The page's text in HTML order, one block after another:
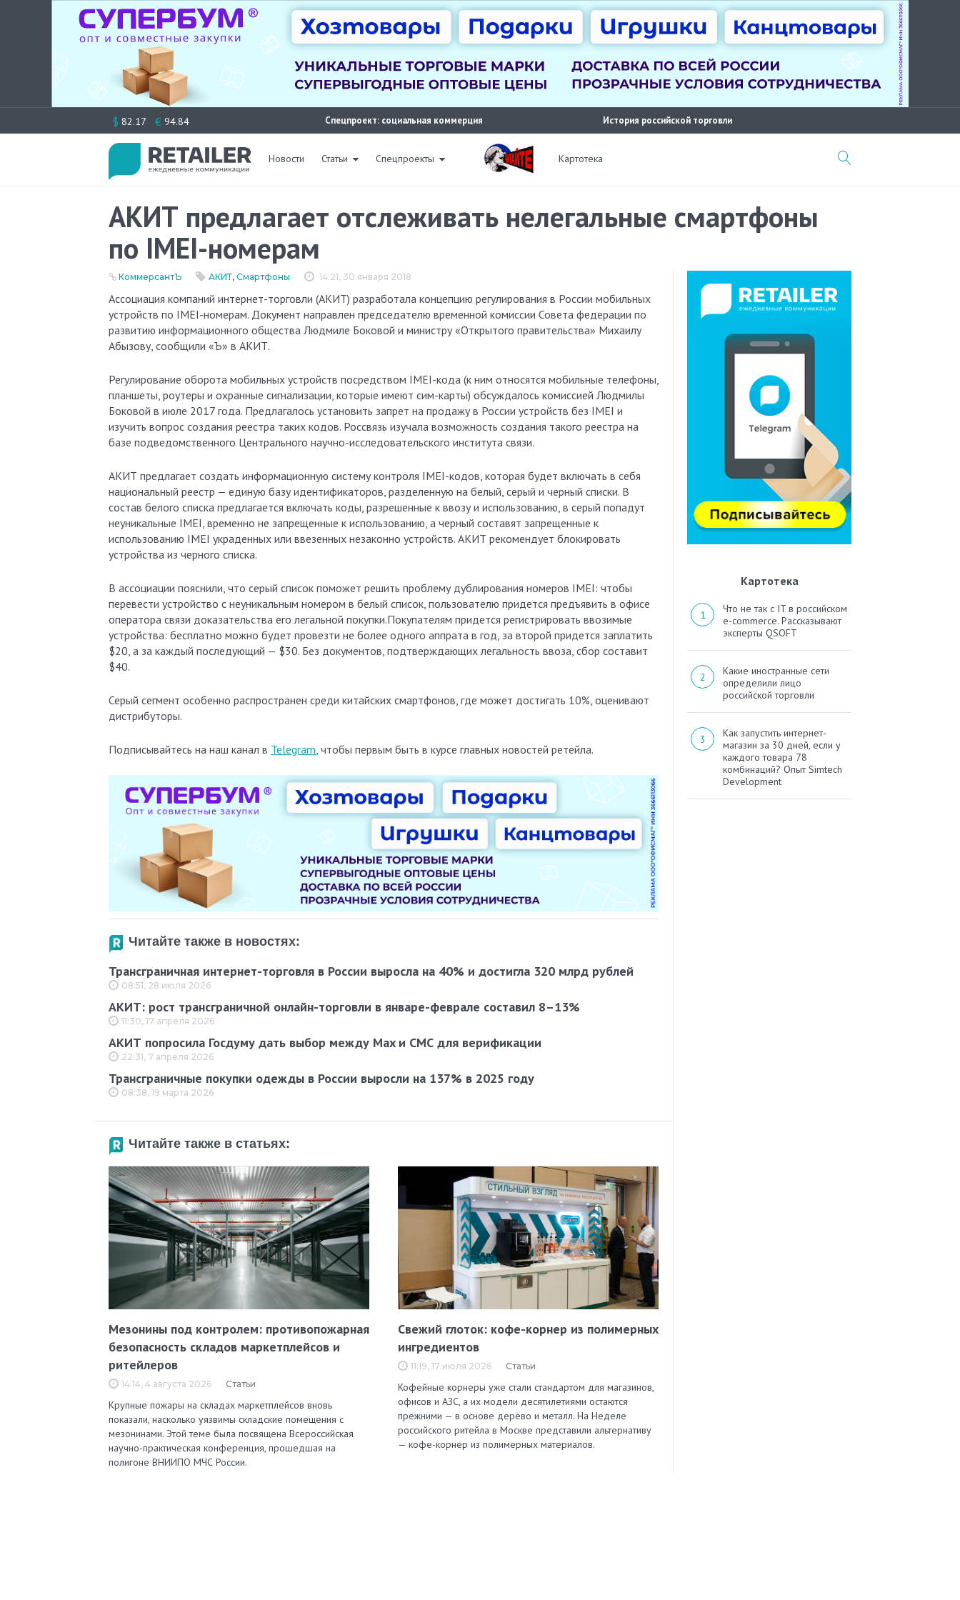
к
$ 82.17 € 94.84 Спецпроект: социальная коммерция История российской торговли
Новости Статьи Спецпроекты Картотека
АКИТ предлагает отслеживать нелегальные смартфоны
по IMEI-номерам
14:21, 30 января 2018
КоммерсантЪ АКИТ, Смартфоны
Ассоциация компаний интернет-торговли (АКИТ) разработала концепцию регулирования в России мобильных
устройств по IMEI-номерам. Документ направлен председателю временной комиссии Совета федерации по
развитию информационного общества Людмиле Боковой и министру «Открытого правительства» Михаилу
Абызову, сообщили «Ъ» в АКИТ.
Регулирование оборота мобильных устройств посредством IMEI-кода (к ним относятся мобильные телефоны,
планшеты, роутеры и охранные сигнализации, которые имеют сим-карты) обсуждалось комиссией Людмилы
Боковой в июле 2017 года. Предлагалось установить запрет на продажу в России устройств без IMEI и
изучить вопрос создания реестра таких кодов. Россвязь изучала возможность создания такого реестра на
базе подведомственного Центрального научно-исследовательского института связи.
АКИТ предлагает создать информационную систему контроля IMEI-кодов, которая будет включать в себя
национальный реестр — единую базу идентификаторов, разделенную на белый, серый и черный списки. В
состав белого списка предлагается включать коды, разрешенные к ввозу и использованию, в серый попадут
неуникальные IMEI, временно не запрещенные к использованию, а черный составят запрещенные к
использованию IMEI украденных или ввезенных незаконно устройств. АКИТ рекомендует блокировать
устройства из черного списка.
В ассоциации пояснили, что серый список поможет решить проблему дублирования номеров IMEI: чтобы
перевести устройство с неуникальным номером в белый список, пользователю придется предъявить в офисе
оператора связи доказательства его легальной покупки.Покупателям придется регистрировать ввозимые
устройства: бесплатно можно будет провезти не более одного аппрата в год, за второй придется заплатить
$20, а за каждый последующий — $30. Без документов, подтверждающих легальность ввоза, сбор составит
$40.
Серый сегмент особенно распространен среди китайских смартфонов, где может достигать 10%, оценивают
дистрибуторы.
Подписывайтесь на наш канал в Telegram , чтобы первым быть в курсе главных новостей ретейла.
Читайте также в новостях:
Трансграничная интернет-торговля в России выросла на 40% и достигла 320 млрд рублей
08:51, 28 июля 2026
АКИТ: рост трансграничной онлайн-торговли в январе-феврале составил 8–13%
11:30, 17 апреля 2026
АКИТ попросила Госдуму дать выбор между Max и СМС для верификации
22:31, 7 апреля 2026
Трансграничные покупки одежды в России выросли на 137% в 2025 году
08:38, 19 марта 2026
Читайте также в статьях:
Мезонины под контролем: противопожарная
безопасность складов маркетплейсов и
ритейлеров
14:14, 4 августа 2026 Статьи
Крупные пожары на складах маркетплейсов вновь
показали, насколько уязвимы складские помещения с
мезонинами. Этой теме была посвящена Всероссийская
научно-практическая конференция, прошедшая на
полигоне ВНИИПО МЧС России.
Свежий глоток: кофе-корнер из полимерных
ингредиентов
11:19, 17 июля 2026 Статьи
Кофейные корнеры уже стали стандартом для магазинов,
офисов и АЗС, а их модели десятилетиями остаются
прежними — в основе дерево и металл. На Неделе
российского ритейла в Москве представили альтернативу
— кофе-корнер из полимерных материалов.
Картотека
Что не так с IT в российском
e-commerce. Рассказывают
эксперты QSOFT
Какие иностранные сети
определили лицо
российской торговли
Как запустить интернет-
магазин за 30 дней, если у
каждого товара 78
комбинаций? Опыт Simtech
Development